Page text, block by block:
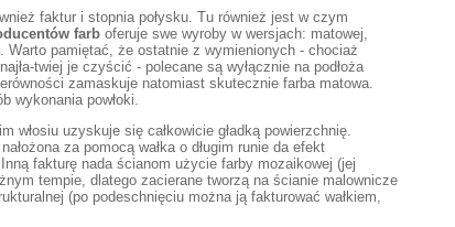
faktur i stopnia połysku. Tu również jest w czym
farboferuje swe wyroby w wersjach: matowej,
Warto pamiętać, że ostatnie z wymienionych - chociaż
twiej je czyścić - polecane są wyłącznie na podłoża
zamaskuje natomiast skutecznie farba matowa.
wykonania powłoki.
włosiu uzyskuje się całkowicie gładką powierzchnię.
za pomocą wałka o długim runie da efekt
Inną fakturę nada ścianom użycie farby mozaikowej (jej
tempie, dlatego zacierane tworzą na ścianie malownicze
(po podeschnięciu można ją fakturować wałkiem,